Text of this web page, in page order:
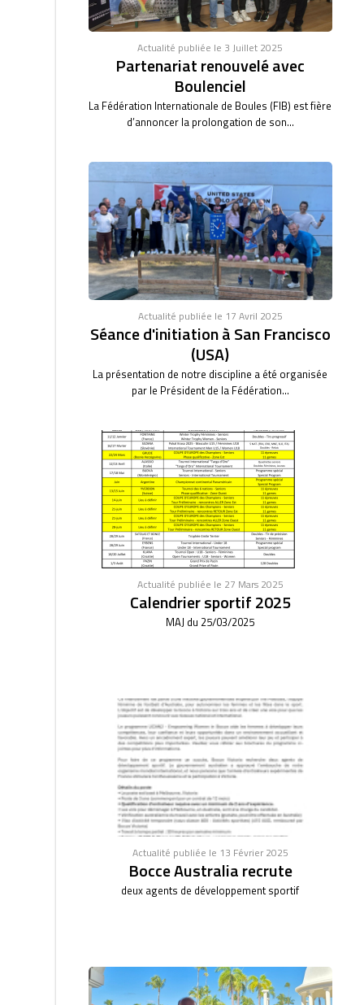
Actualité publiée le 3 Juillet 2025
Partenariat renouvelé avec
Boulenciel
La Fédération Internationale de Boules (FIB) est fière
d’annoncer la prolongation de son...
Actualité publiée le 17 Avril 2025
Séance d'initiation à San Francisco
(USA)
La présentation de notre discipline a été organisée
par le Président de la Fédération...
Actualité publiée le 27 Mars 2025
Calendrier sportif 2025
MAJ du 25/03/2025
Actualité publiée le 13 Février 2025
Bocce Australia recrute
deux agents de développement sportif